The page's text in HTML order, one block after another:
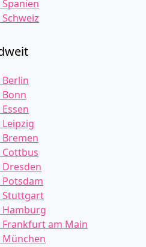
Stuttgart
am Main